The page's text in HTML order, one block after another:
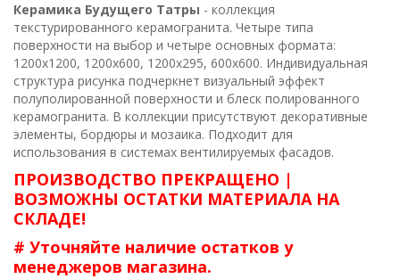
Керамика Будущего Татры - коллекция
текстурированного керамогранита. Четыре типа
поверхности на выбор и четыре основных формата:
1200x1200, 1200x600, 1200x295, 600x600. Индивидуальная
структура рисунка подчеркнет визуальный эффект
полуполированной поверхности и блеск полированного
керамогранита. В коллекции присутствуют декоративные
элементы, бордюры и мозаика. Подходит для
использования в системах вентилируемых фасадов.
ПРОИЗВОДСТВО ПРЕКРАЩЕНО |
ВОЗМОЖНЫ ОСТАТКИ МАТЕРИАЛА НА
СКЛАДЕ!
# Уточняйте наличие остатков у
менеджеров магазина.